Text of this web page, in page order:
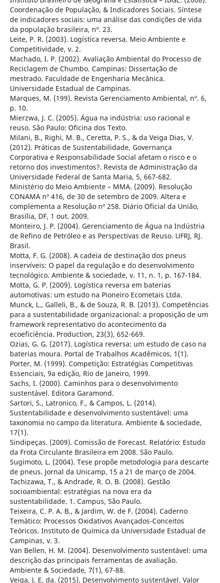
Coordenação de População, & Indicadores Sociais. Síntese
de indicadores sociais: uma análise das condições de vida
da população brasileira, nº. 23.
Leite, P. R. (2003). Logística reversa. Meio Ambiente e
Competitividade, v. 2.
Machado, I. P. (2002). Avaliação Ambiental do Processo de
Reciclagem de Chumbo. Campinas: Dissertação de
mestrado. Faculdade de Engenharia Mecânica.
Universidade Estadual de Campinas.
Marques, M. (199). Revista Gerenciamento Ambiental, nº. 6,
p. 10.
Mierzwa, J. C. (2005). Água na indústria: uso racional e
reuso. São Paulo: Oficina dos Texto.
Milani, B., Righi, M. B., Ceretta, P. S., & da Veiga Dias, V.
(2012). Práticas de Sustentabilidade, Governança
Corporativa e Responsabilidade Social afetam o risco e o
retorno dos investimentos?. Revista de Administração da
Universidade Federal de Santa Maria, 5, 667-682.
Ministério do Meio Ambiente – MMA. (2009). Resolução
CONAMA nº 416, de 30 de setembro de 2009. Altera e
complementa a Resolução nº 258. Diário Oficial da União,
Brasília, DF, 1 out. 2009.
Monteiro, J. P. (2004). Gerenciamento de Água na Indústria
de Refino de Petróleo e as Perspectivas de Reuso. UFRJ, RJ.
Brasil.
Motta, F. G. (2008). A cadeia de destinação dos pneus
inservíveis: O papel da regulação e do desenvolvimento
tecnológico. Ambiente & sociedade, v. 11, n. 1, p. 167-184.
Motta, G. P. (2009). Logística reversa em baterias
automotivas: um estudo na Pioneiro Ecometais Ltda.
Munck, L., Galleli, B., & de Souza, R. B. (2013). Competências
para a sustentabilidade organizacional: a proposição de um
framework representativo do acontecimento da
ecoeficiência. Production, 23(3), 652-669.
Ozias, G. G. (2017). Logística reversa: um estudo de caso na
baterias moura. Portal de Trabalhos Acadêmicos, 1(1).
Porter, M. (1999). Competição: Estratégias Competitivas
Essenciais, 9a edição, Rio de Janeiro, 1999.
Sachs, I. (2000). Caminhos para o desenvolvimento
sustentável. Editora Garamond.
Sartori, S., Latronico, F., & Campos, L. (2014).
Sustentabilidade e desenvolvimento sustentável: uma
taxonomia no campo da literatura. Ambiente & sociedade,
17(1).
Sindipeças. (2009). Comissão de Forecast. Relatório: Estudo
da Frota Circulante Brasileira em 2008. São Paulo.
Sugimoto, L. (2004). Tese propõe metodologia para descarte
de pneus. Jornal da Unicamp, 15 a 21 de março de 2004.
Tachizawa, T., & Andrade, R. O. B. (2008). Gestão
socioambiental: estratégias na nova era da
sustentabilidade. 1. Campus, São Paulo.
Teixeira, C. P. A. B., & Jardim, W. de F. (2004). Caderno
Temático: Processos Oxidativos Avançados-Conceitos
Teóricos. Instituto de Química da Universidade Estadual de
Campinas, v. 3.
Van Bellen, H. M. (2004). Desenvolvimento sustentável: uma
descrição das principais ferramentas de avaliação.
Ambiente & Sociedade, 7(1), 67-88.
Veiga, J. E. da. (2015). Desenvolvimento sustentável. Valor